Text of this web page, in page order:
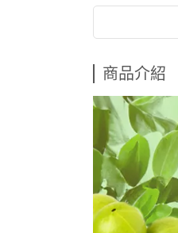
商品介紹